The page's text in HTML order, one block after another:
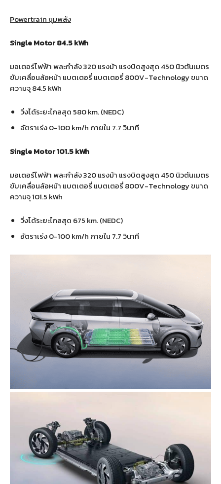
Powertrain ขุมพลัง
Single Motor 84.5 kWh
มอเตอร์ไฟฟ้า พละกำลัง 320 แรงม้า แรงบิดสูงสุด 450 นิวตันเมตร
ขับเคลื่อนล้อหน้า แบตเตอรี่ แบตเตอรี่ 800V-Technology ขนาด
ความจุ 84.5 kWh
วิ่งได้ระยะไกลสุด 580 km. (NEDC)
อัตราเร่ง 0-100 km/h ภายใน 7.7 วินาที
Single Motor 101.5 kWh
มอเตอร์ไฟฟ้า พละกำลัง 320 แรงม้า แรงบิดสูงสุด 450 นิวตันเมตร
ขับเคลื่อนล้อหน้า แบตเตอรี่ แบตเตอรี่ 800V-Technology ขนาด
ความจุ 101.5 kWh
วิ่งได้ระยะไกลสุด 675 km. (NEDC)
อัตราเร่ง 0-100 km/h ภายใน 7.7 วินาที